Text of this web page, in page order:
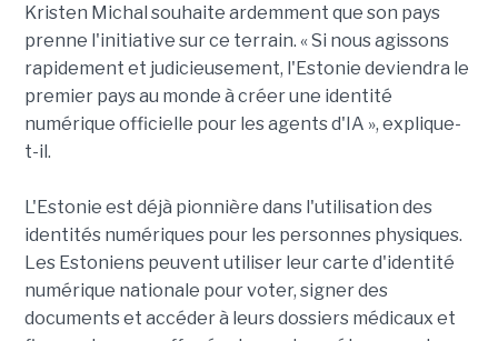
Kristen Michal souhaite ardemment que son pays
prenne l'initiative sur ce terrain. « Si nous agissons
rapidement et judicieusement, l'Estonie deviendra le
premier pays au monde à créer une identité
numérique officielle pour les agents d'IA », explique-
t-il.
L'Estonie est déjà pionnière dans l'utilisation des
identités numériques pour les personnes physiques.
Les Estoniens peuvent utiliser leur carte d'identité
numérique nationale pour voter, signer des
documents et accéder à leurs dossiers médicaux et